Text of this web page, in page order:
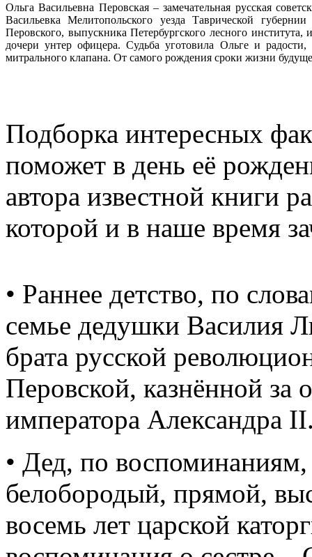
Ольга Васильевна Перовская – замечательная русская
Васильевка Мелитопольского уезда Таврической
Перовского, выпускника Петербургского лесного
дочери унтер офицера. Судьба уготовила Ольге и
митрального клапана. От самого рождения сроки жизни
Подборка интересных
поможет в день её
автора известной книги
которой и в наше время
• Раннее детство, по
семье дедушки Василия
брата русской
Перовской, казнённой за
императора Александра
• Дед, по
белобородый, прямой,
восемь лет царской